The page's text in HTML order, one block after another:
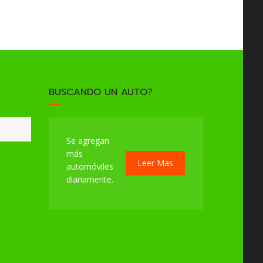
BUSCANDO UN AUTO?
Se agregan
más
automóviles
diariamente.
Leer Mas